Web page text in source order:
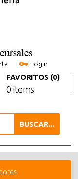
Login
FAVORITOS (0)
0 items
BUSCAR...